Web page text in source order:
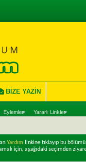
Eylemler Yararlı Linkler
BIZE YAZIN
Yardım linkine tıklayıp bu
için, aşağıdaki seçimden